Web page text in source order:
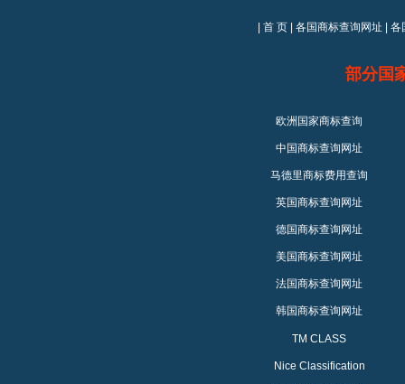
首 页| 各国商标查询网址 各
部分国
欧洲国家商标查询
中国商标查询网址
马德里商标费用查询
英国商标查询网址
德国商标查询网址
美国商标查询网址
法国商标查询网址
韩国商标查询网址
TM CLASS
Nice Classification